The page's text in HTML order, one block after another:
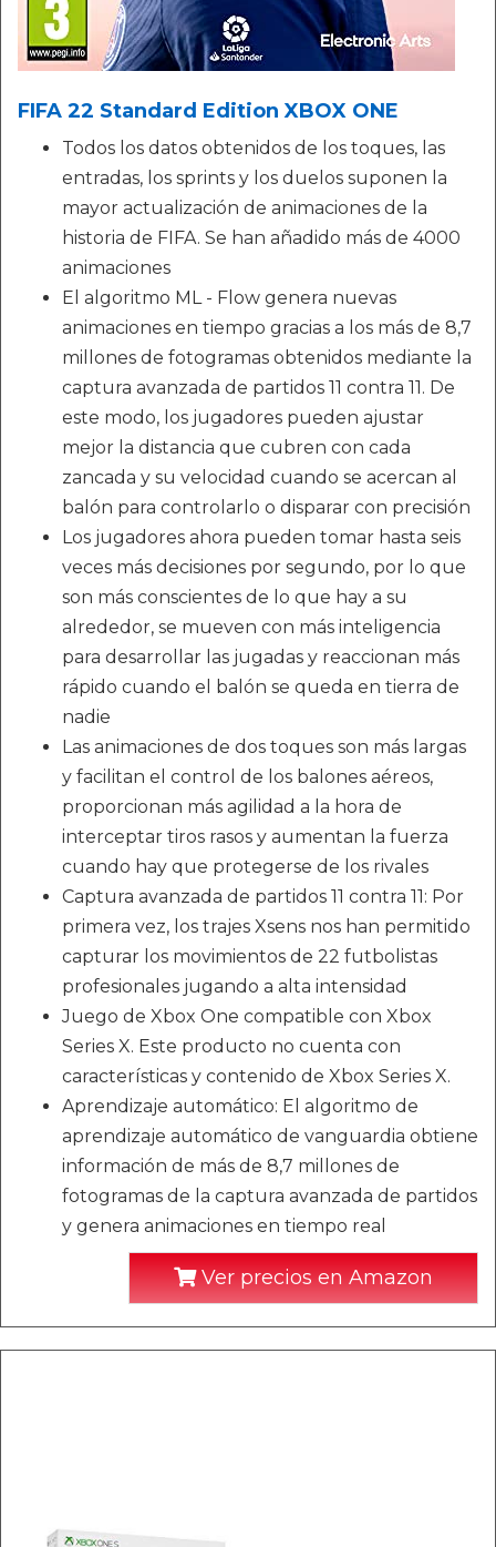
FIFA 22 Standard Edition XBOX ONE
Todos los datos obtenidos de los toques, las
entradas, los sprints y los duelos suponen la
mayor actualización de animaciones de la
historia de FIFA. Se han añadido más de 4000
animaciones
El algoritmo ML - Flow genera nuevas
animaciones en tiempo gracias a los más de 8,7
millones de fotogramas obtenidos mediante la
captura avanzada de partidos 11 contra 11. De
este modo, los jugadores pueden ajustar
mejor la distancia que cubren con cada
zancada y su velocidad cuando se acercan al
balón para controlarlo o disparar con precisión
Los jugadores ahora pueden tomar hasta seis
veces más decisiones por segundo, por lo que
son más conscientes de lo que hay a su
alrededor, se mueven con más inteligencia
para desarrollar las jugadas y reaccionan más
rápido cuando el balón se queda en tierra de
nadie
Las animaciones de dos toques son más largas
y facilitan el control de los balones aéreos,
proporcionan más agilidad a la hora de
interceptar tiros rasos y aumentan la fuerza
cuando hay que protegerse de los rivales
Captura avanzada de partidos 11 contra 11: Por
primera vez, los trajes Xsens nos han permitido
capturar los movimientos de 22 futbolistas
profesionales jugando a alta intensidad
Juego de Xbox One compatible con Xbox
Series X. Este producto no cuenta con
características y contenido de Xbox Series X.
Aprendizaje automático: El algoritmo de
aprendizaje automático de vanguardia obtiene
información de más de 8,7 millones de
fotogramas de la captura avanzada de partidos
y genera animaciones en tiempo real
Ver precios en Amazon